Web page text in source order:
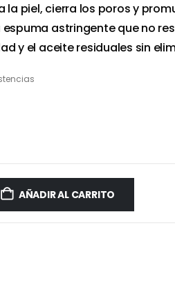
la piel, cierra los poros y
espuma astringente que no
y el aceite residuales sin
AÑADIR AL CARRITO